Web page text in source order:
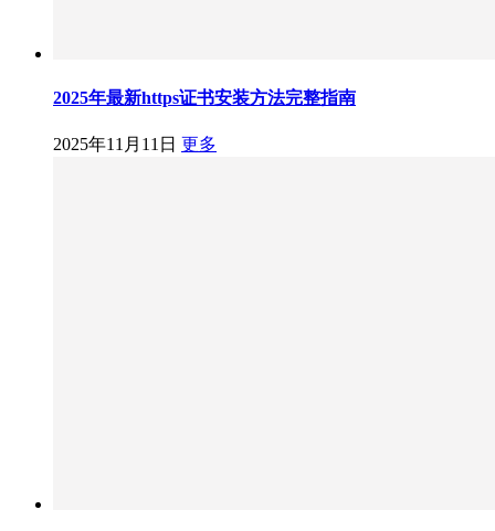
2025年最新https证书安装方法完整指南
2025年11月11日 更多